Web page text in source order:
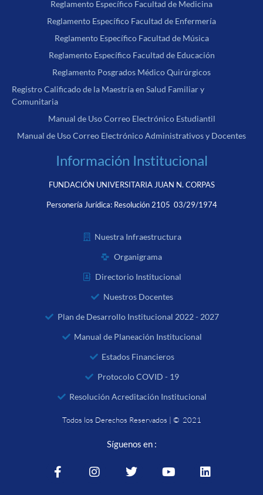
Reglamento Específico Facultad de Medicina
Reglamento Específico Facultad de Enfermería
Reglamento Específico Facultad de Música
Reglamento Específico Facultad de Educación
Reglamento Posgrados Médico Quirúrgicos
Registro Calificado de la Maestría en Salud Familiar y
Comunitaria
Manual de Uso Correo Electrónico Estudiantil
Manual de Uso Correo Electrónico Administrativos y Docentes
Información Institucional
FUNDACIÓN UNIVERSITARIA JUAN N. CORPAS
Personería Jurídica: Resolución 2105 03/29/1974
Nuestra Infraestructura
Organigrama
Directorio Institucional
Nuestros Docentes
Plan de Desarrollo Institucional 2022 - 2027
Manual de Planeación Institucional
Estados Financieros
Protocolo COVID - 19
Resolución Acreditación Institucional
Todos los Derechos Reservados | © 2021
Síguenos en :